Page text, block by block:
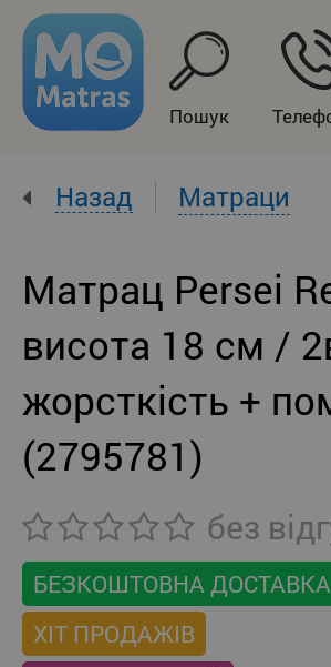
Пошук
Назад Матраци
Матрац Persei
висота 18 см /
жорсткість +
(2795781)
без
БЕЗКОШТОВНА ДОСТАВКА
ХІТ ПРОДАЖІВ